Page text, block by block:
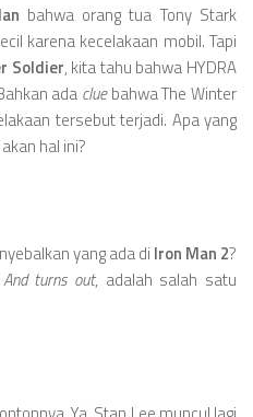
bahwa orang tua Tony Stark
karena kecelakaan mobil. Tapi
Soldier, kita tahu bahwa HYDRA
ada cluebahwa The Winter
tersebut terjadi. Apa yang
hal ini?
yang ada di Iron Man 2?
And turns out, adalah salah satu